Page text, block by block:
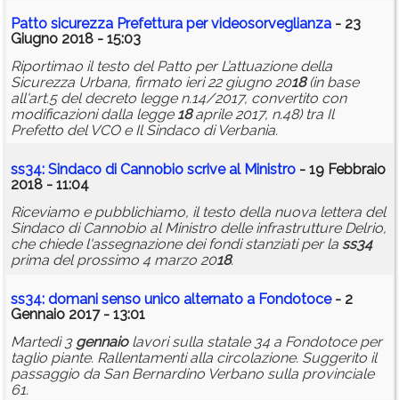
Patto sicurezza Prefettura per videosorveglianza - 23
Giugno 2018 - 15:03
Riportimao il testo del Patto per L’attuazione della
Sicurezza Urbana, firmato ieri 22 giugno 2018(in base
all'art.5 del decreto legge n.14/2017, convertito con
modificazioni dalla legge 18aprile 2017, n.48) tra Il
Prefetto del VCO e Il Sindaco di Verbania.
ss34: Sindaco di Cannobio scrive al Ministro - 19 Febbraio
2018 - 11:04
Riceviamo e pubblichiamo, il testo della nuova lettera del
Sindaco di Cannobio al Ministro delle infrastrutture Delrio,
che chiede l'assegnazione dei fondi stanziati per la ss34
prima del prossimo 4 marzo 2018.
ss34: domani senso unico alternato a Fondotoce- 2
Gennaio 2017 - 13:01
Martedì 3 gennaiolavori sulla statale 34 a Fondotoce per
taglio piante. Rallentamenti alla circolazione. Suggerito il
passaggio da San Bernardino Verbano sulla provinciale
61.